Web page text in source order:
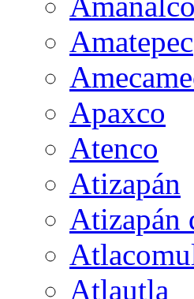
Amatepec
Apaxco
Atenco
Atizapán
Atizapán
Atlautla